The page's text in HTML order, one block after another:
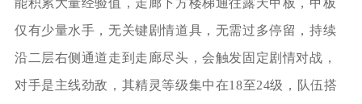
仅有少量水手，无关键剧情道具，无需过多停留，持续
沿二层右侧通道走到走廊尽头，会触发固定剧情对战，
对手是主线劲敌，其精灵等级集中在18至24级，队伍搭